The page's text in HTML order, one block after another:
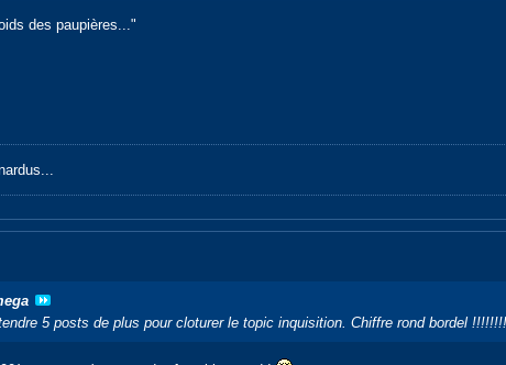
des paupières..."
5 posts de plus pour cloturer le topic inquisition. Chiffre rond bordel